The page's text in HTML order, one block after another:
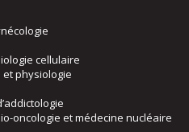
cellulaire
physiologie
oncologie et médecine nucléaire